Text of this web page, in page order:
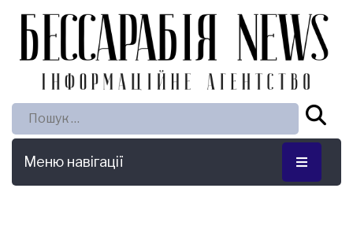
Пошук:
Меню навігації